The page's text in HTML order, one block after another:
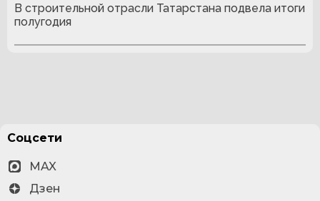
В строительной отрасли Татарстана подвела итоги
полугодия
Соцсети
MAX
Дзен